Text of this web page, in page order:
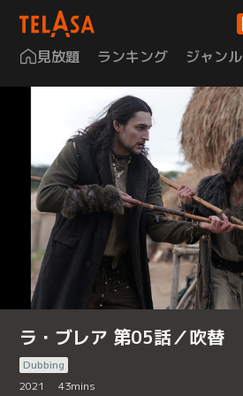
見放題 ランキング ジャンル
ラ・ブレア 第05話／吹替
Dubbing
2021
43mins